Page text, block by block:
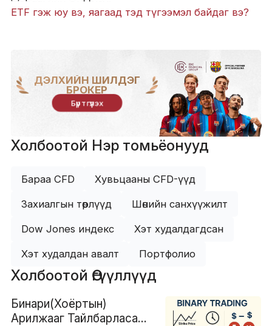
ETF гэж юу вэ, яагаад тэд түгээмэл байдаг вэ?
ДЭЛХИЙН ШИЛДЭГ
БРОКЕР
Бүртгүүлэх
Холбоотой Нэр томьёонууд
Бараа CFD Хувьцааны CFD-үүд
Захиалгын төрлүүд Шөнийн санхүүжилт
Dow Jones индекс Хэт худалдагдсан
Хэт худалдан авалт Портфолио
Холбоотой Өгүүллүүд
Бинари(Хоёртын)
Арилжааг Тайлбарласан: